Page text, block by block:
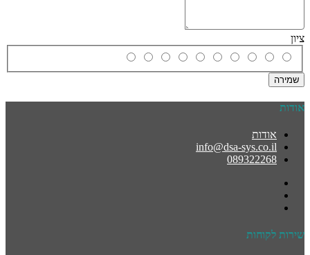
ציון
שמירה
אודות
אודות
info@dsa-sys.co.il
089322268
שירות לקוחות